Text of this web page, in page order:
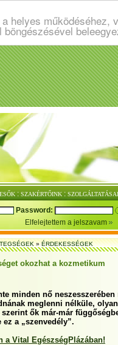
helyes
böngészésével
: SZAKÉRTŐINK :
Password:
Elfelejtettem a jelszavam
»ÉRDEKESSÉGEK
okozhat a kozmetikum
minden nő
meglenni nélküle,
szerint ők már-már
ez a „szenvedély”.
a Vital EgészségPlázában!